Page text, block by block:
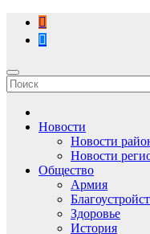
Перейти
содержимому
Новости
Новости
Новости
Общество
Армия
Здоровье
История